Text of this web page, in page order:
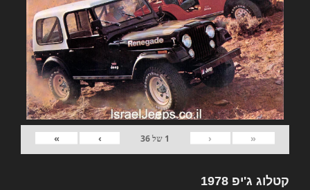
«
‹
1 של36
›
»
קטלוג ג'יפ 1978